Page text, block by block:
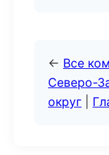
← Все
Северо-
округ